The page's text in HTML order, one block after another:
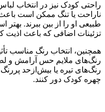
راحتی کودک نیز در انتخاب
ناراحت یا تنگ ممکن است
طبیعی او را از بین ببرند.
تزئینات اضافی که باعث اذیت
همچنین، انتخاب رنگ مناسب
رنگ‌های ملایم حس آرامش و
رنگ‌های تیره یا بیش‌ازحد
چهره کودک دور کنند.